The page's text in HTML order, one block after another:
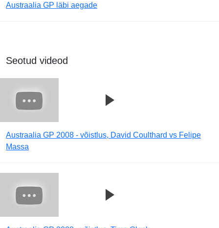
Austraalia GP läbi aegade
Seotud videod
Austraalia GP 2008 - võistlus, David Coulthard vs Felipe
Massa